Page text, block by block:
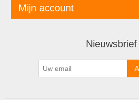
Mijn account
Nieuwsbrief